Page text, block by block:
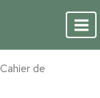
Cahier de